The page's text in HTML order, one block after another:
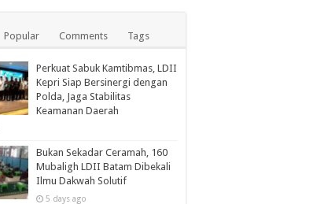
Popular Comments Tags
Perkuat Sabuk Kamtibmas, LDII
Kepri Siap Bersinergi dengan
Polda, Jaga Stabilitas
Keamanan Daerah
Bukan Sekadar Ceramah, 160
Mubaligh LDII Batam Dibekali
Ilmu Dakwah Solutif
5 days ago